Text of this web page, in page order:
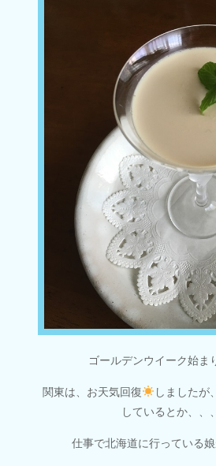
ゴールデンウイーク始ま
関東は、お天気回復
しましたが
しているとか、、
仕事で北海道に行っている娘